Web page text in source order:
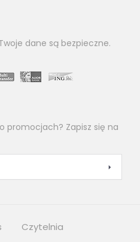
dane są bezpieczne.
promocjach? Zapisz się na
Czytelnia